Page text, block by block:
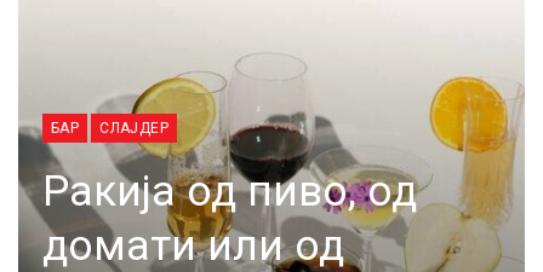
БАР СЛАЈДЕР
Ракија од пиво, од
домати или од